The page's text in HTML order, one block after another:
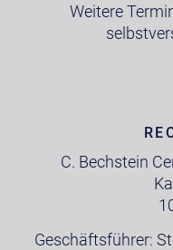
Weitere
C. Bechstein
Geschäftsführer: